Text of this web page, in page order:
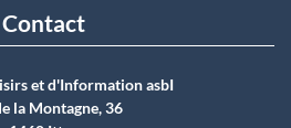
Contact
et d'Information asbI
la Montagne, 36